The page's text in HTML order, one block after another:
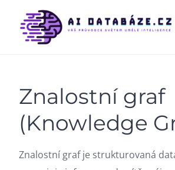
content
Znalostní graf
(Knowledge
Znalostní graf je strukturovaná